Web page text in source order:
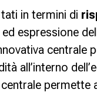
in termini di
espressione
centrale
all’interno
permette